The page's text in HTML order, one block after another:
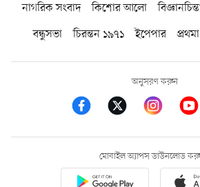
নাগরিক সংবাদ কিশোর আলো
বন্ধুসভা
চিরন্তন ১৯৭১ ইপেপার প্রথমা
অনুসরণ করুন
মোবাইল অ্যাপস ডাউনলোড